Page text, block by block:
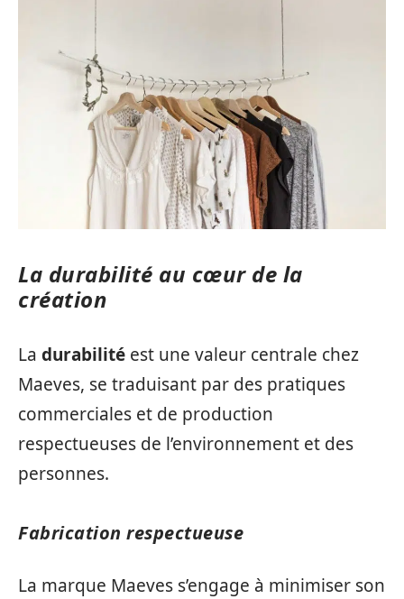
La durabilité au cœur de la
création
La durabilité est une valeur centrale chez
Maeves, se traduisant par des pratiques
commerciales et de production
respectueuses de l’environnement et des
personnes.
Fabrication respectueuse
La marque Maeves s’engage à minimiser son